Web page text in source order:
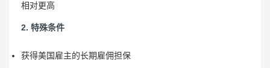
相对更高
2. 特殊条件
获得美国雇主的长期雇佣担保